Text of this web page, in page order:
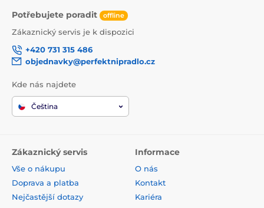
Potřebujete poradit offline
Zákaznický servis je k dispozici
+420 731 315 486
objednavky@perfektnipradlo.cz
Kde nás najdete
Čeština
Zákaznický servis
Vše o nákupu
Doprava a platba
Nejčastější dotazy
Informace
O nás
Kontakt
Kariéra